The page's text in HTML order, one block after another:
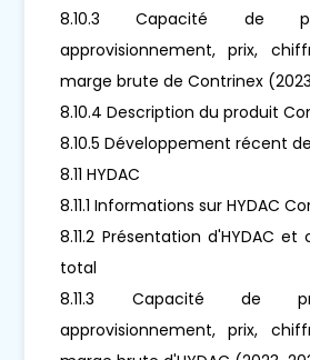
8.10.3 Capacité de
approvisionnement, prix,
marge brute de Contrinex
8.10.4 Description du produit
8.10.5 Développement récent
8.11 HYDAC
8.11.1 Informations sur HYDAC
8.11.2 Présentation d'HYDAC
total
8.11.3 Capacité de
approvisionnement, prix,